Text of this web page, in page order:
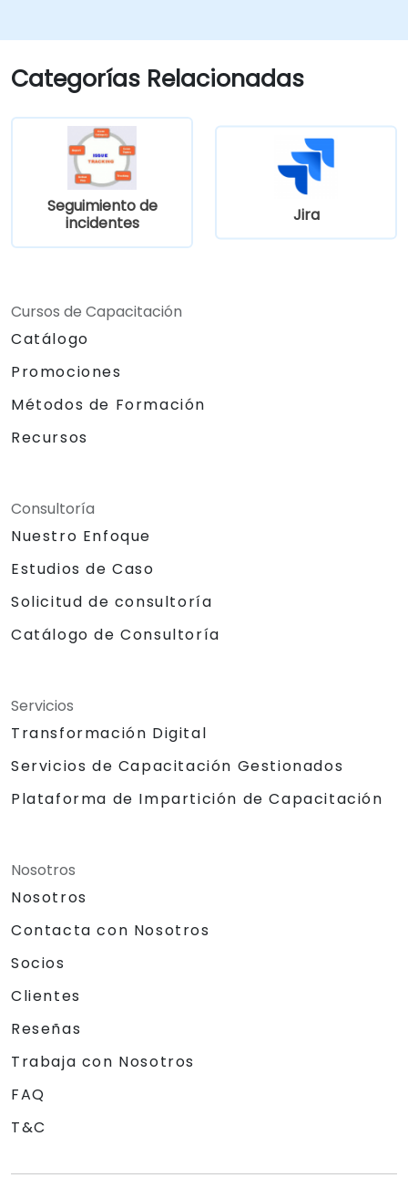
Categorías Relacionadas
Seguimiento de
incidentes
Jira
Cursos de Capacitación
Catálogo
Promociones
Métodos de Formación
Recursos
Consultoría
Nuestro Enfoque
Estudios de Caso
Solicitud de consultoría
Catálogo de Consultoría
Servicios
Transformación Digital
Servicios de Capacitación Gestionados
Plataforma de Impartición de Capacitación
Nosotros
Nosotros
Contacta con Nosotros
Socios
Clientes
Reseñas
Trabaja con Nosotros
FAQ
T&C